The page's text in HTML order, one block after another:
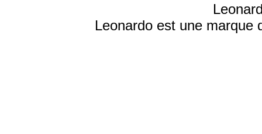
Leonardo est une marque